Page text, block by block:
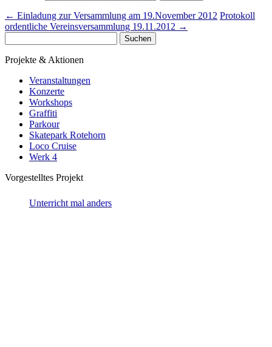
← Einladung zur Versammlung am 19.November 2012 Protokoll
ordentliche Vereinsversammlung 19.11.2012 →
nach:
Projekte & Aktionen
Veranstaltungen
Konzerte
Workshops
Graffiti
Parkour
Skatepark Rotehorn
Loco Cruise
Werk 4
Vorgestelltes Projekt
Unterricht mal anders